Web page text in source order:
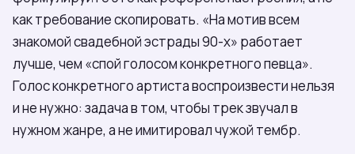
как требование скопировать. «На мотив всем
знакомой свадебной эстрады 90-х» работает
лучше, чем «спой голосом конкретного певца».
Голос конкретного артиста воспроизвести нельзя
и не нужно: задача в том, чтобы трек звучал в
нужном жанре, а не имитировал чужой тембр.